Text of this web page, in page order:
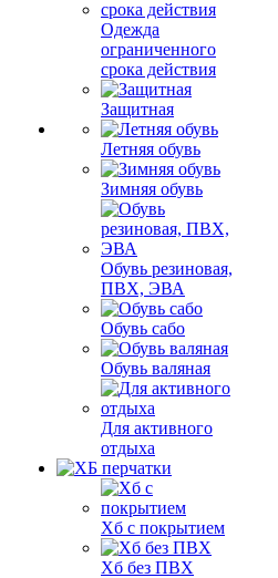
Одежда
ограниченного
срока действия
Защитная
Летняя обувь
Зимняя обувь
Обувь резиновая,
ПВХ, ЭВА
Обувь сабо
Обувь валяная
Для активного
отдыха
Хб с покрытием
Хб без ПВХ